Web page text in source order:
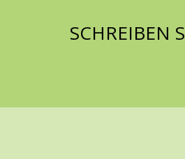
SCHREIBEN